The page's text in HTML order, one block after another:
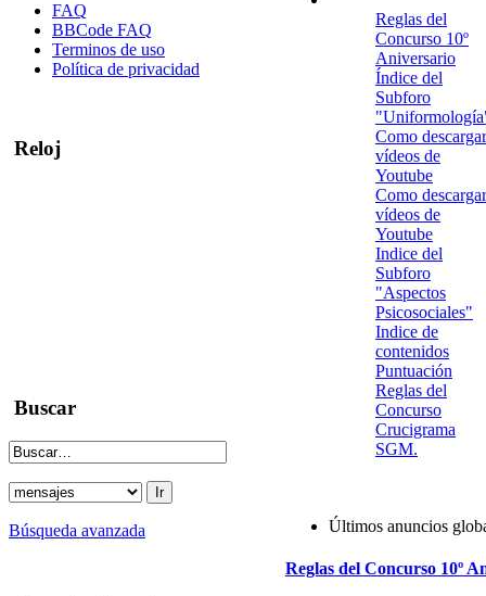
FAQ
BBCode FAQ
Terminos de uso
Política de privacidad
Reloj
Buscar
Búsqueda avanzada
Reglas del
Concurso 10º
Aniversario
Índice del
Subforo
Como descargar
vídeos de
Youtube
Como descargar
vídeos de
Youtube
Indice del
Subforo
"Aspectos
Psicosociales"
Indice de
contenidos
Puntuación
Reglas del
Concurso
Crucigrama
SGM.
Últimos anuncios
Reglas del Concurso 10º